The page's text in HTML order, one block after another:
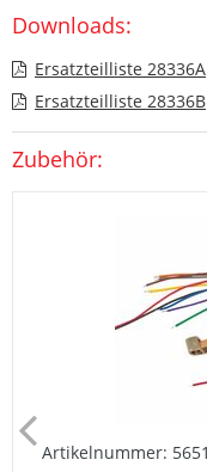
Downloads:
Ersatzteilliste 28336A
Ersatzteilliste 28336B
Zubehör:
Artikelnummer: